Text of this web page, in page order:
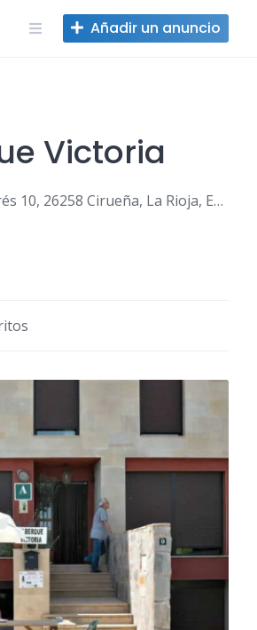
Añadir un anuncio
Victoria
Calle San Andrés 10, 26258 Cirueña, La Rioja, España